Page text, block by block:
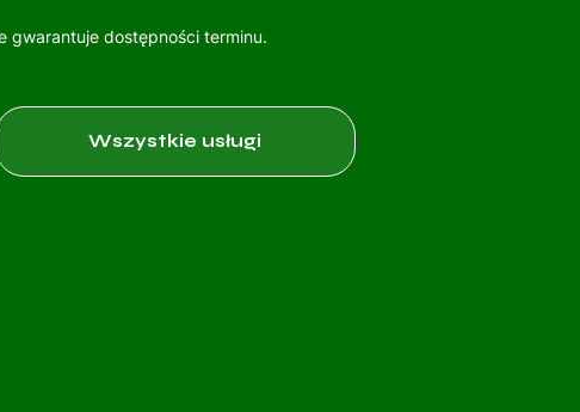
gwarantuje dostępności terminu.
Wszystkie usługi